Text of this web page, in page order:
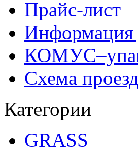
Прайс-лист
Информация
Схема
Категории
GRASS